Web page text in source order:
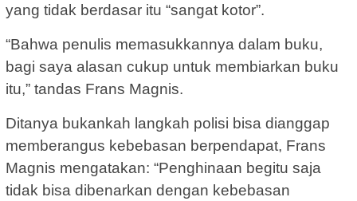
yang tidak berdasar itu “sangat kotor”.
“Bahwa penulis memasukkannya dalam buku,
bagi saya alasan cukup untuk membiarkan buku
itu,” tandas Frans Magnis.
Ditanya bukankah langkah polisi bisa dianggap
memberangus kebebasan berpendapat, Frans
Magnis mengatakan: “Penghinaan begitu saja
tidak bisa dibenarkan dengan kebebasan